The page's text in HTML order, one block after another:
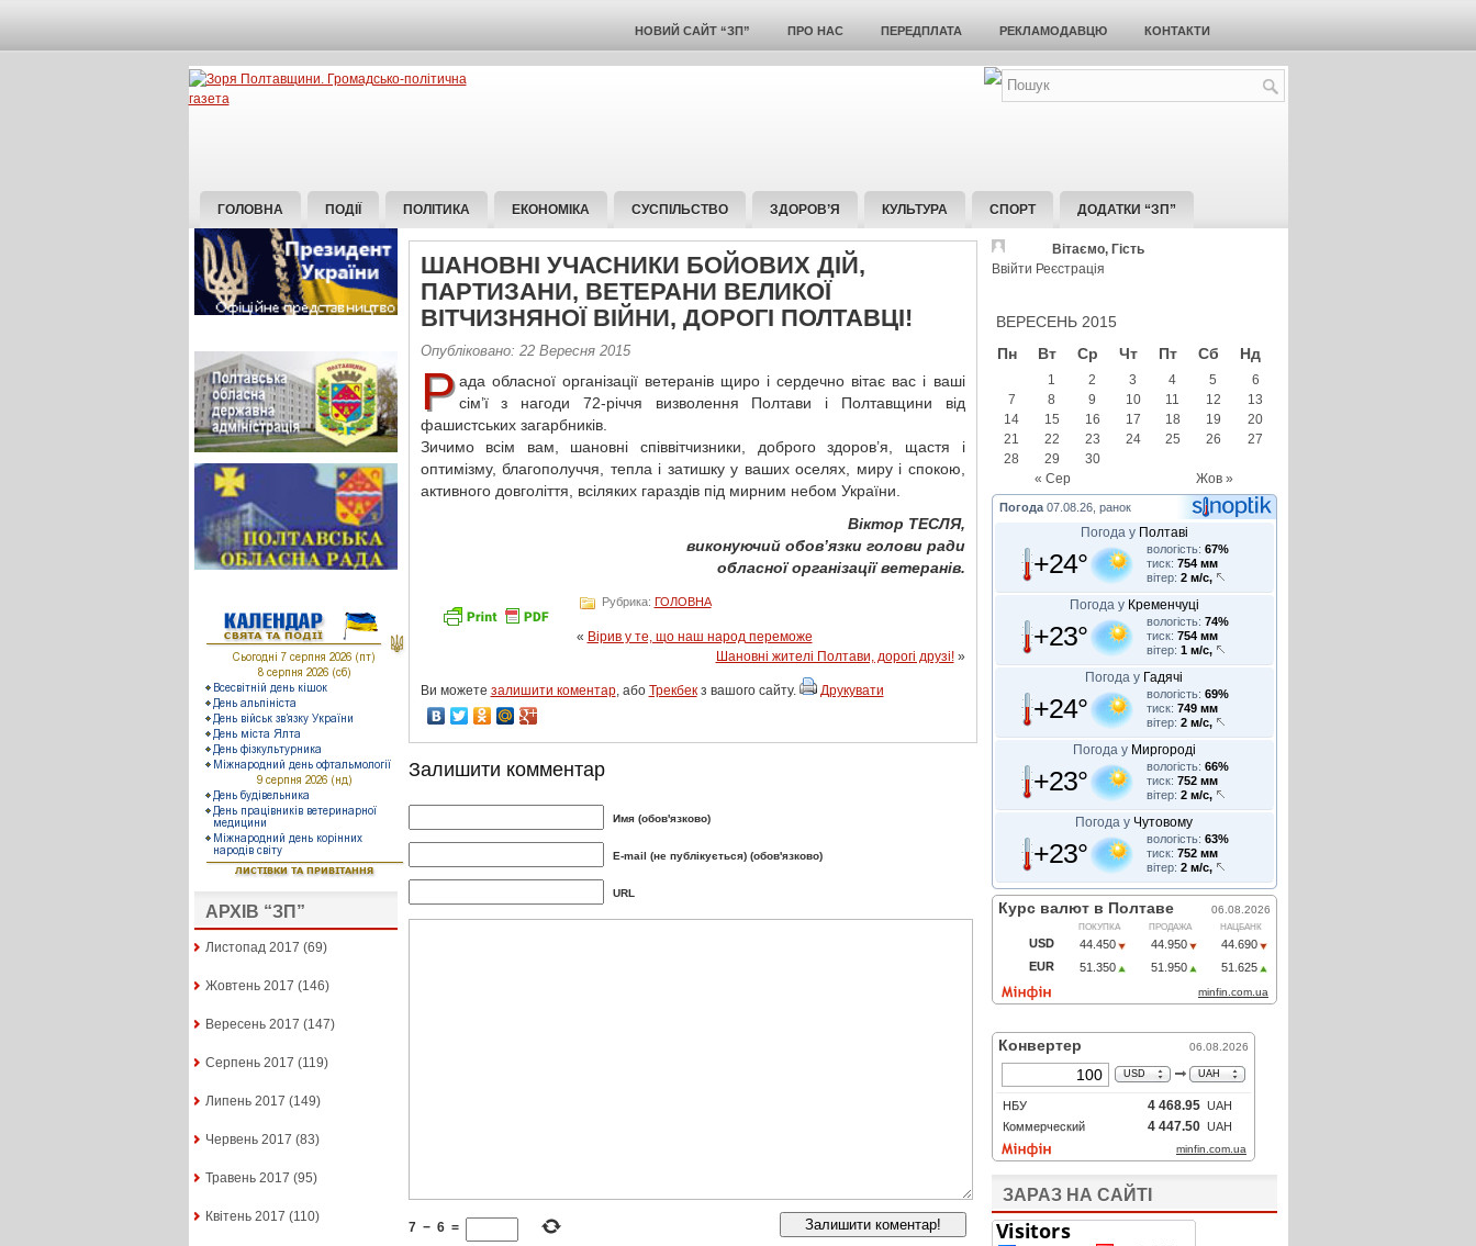
НОВИЙ САЙТ “ЗП” ПРО НАС ПЕРЕДПЛАТА РЕКЛАМОДАВЦЮ КОНТАКТИ
ГОЛОВНА ПОДІЇ ПОЛІТИКА ЕКОНОМІКА СУСПІЛЬСТВО ЗДОРОВ’Я КУЛЬТУРА СПОРТ ДОДАТКИ “ЗП”
АРХІВ “ЗП”
Листопад 2017 (69)
Жовтень 2017 (146)
Вересень 2017 (147)
Серпень 2017 (119)
Липень 2017 (149)
Червень 2017 (83)
Травень 2017 (95)
Квітень 2017 (110)
ШАНОВНІ УЧАСНИКИ БОЙОВИХ ДІЙ,
ПАРТИЗАНИ, ВЕТЕРАНИ ВЕЛИКОЇ
ВІТЧИЗНЯНОЇ ВІЙНИ, ДОРОГІ ПОЛТАВЦІ!
Опубліковано: 22 Вересня 2015
Р ада обласної організації ветеранів щиро і сердечно вітає вас і ваші
сім’ї з нагоди 72-річчя визволення Полтави і Полтавщини від
фашистських загарбників.
Зичимо всім вам, шановні співвітчизники, доброго здоров’я, щастя і
оптимізму, благополуччя, тепла і затишку у ваших оселях, миру і спокою,
активного довголіття, всіляких гараздів під мирним небом України.
Віктор ТЕСЛЯ,
виконуючий обов’язки голови ради
обласної організації ветеранів.
Рубрика: ГОЛОВНА
« Вірив у те, що наш народ переможе
Шановні жителі Полтави, дорогі друзі!»
Ви можете залишити коментар, або Трекбекз вашого сайту. Друкувати
Залишити комментар
Имя (обов'язково)
E-mail (не публікується) (обов'язково)
URL
7 − 6 =
Вітаємо, Гість
Ввійти Реєстрація
ВЕРЕСЕНЬ 2015
Пн
Вт Ср Чт Пт Сб Нд
« Сер Жов »
1 2 3 4 5
6
7
8 9 10 11 12
13
14
15 16 17 18 19
20
21
22 23 24 25 26
27
28
29 30
Погода 07.08.26, ранок
Погода у Полтаві
+24° вологість: 67%
тиск: 754 мм
вітер: 2 м/с,
Погода у Кременчуці
+23° вологість: 74%
тиск: 754 мм
вітер: 1 м/с,
Погода у Гадячі
+24° вологість: 69%
тиск: 749 мм
вітер: 2 м/с,
Погода у Миргороді
+23° вологість: 66%
тиск: 752 мм
вітер: 2 м/с,
Погода у Чутовому
+23° вологість: 63%
тиск: 752 мм
вітер: 2 м/с,
ЗАРАЗ НА САЙТІ